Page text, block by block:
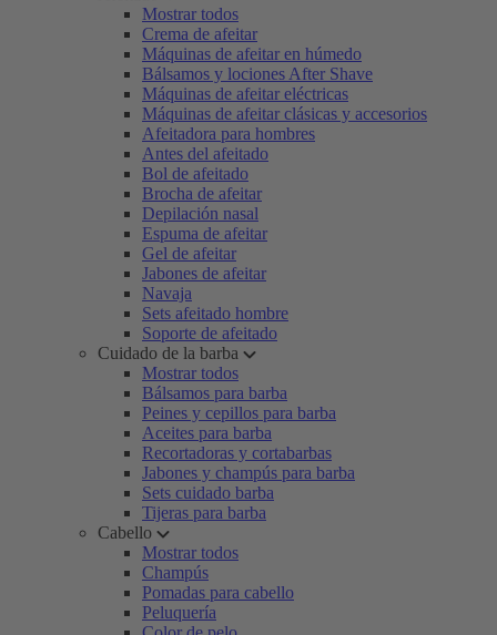
Mostrar todos
Crema de afeitar
Máquinas de afeitar en húmedo
Bálsamos y lociones After Shave
Máquinas de afeitar eléctricas
Máquinas de afeitar clásicas y accesorios
Afeitadora para hombres
Antes del afeitado
Bol de afeitado
Brocha de afeitar
Depilación nasal
Espuma de afeitar
Gel de afeitar
Jabones de afeitar
Navaja
Sets afeitado hombre
Soporte de afeitado
Cuidado de la barba
Mostrar todos
Bálsamos para barba
Peines y cepillos para barba
Aceites para barba
Recortadoras y cortabarbas
Jabones y champús para barba
Sets cuidado barba
Tijeras para barba
Cabello
Mostrar todos
Champús
Pomadas para cabello
Peluquería